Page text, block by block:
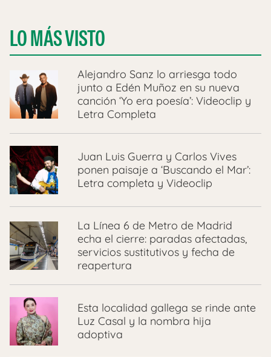
LO MÁS VISTO
Alejandro Sanz lo arriesga todo
junto a Edén Muñoz en su nueva
canción ‘Yo era poesía’: Videoclip y
Letra Completa
Juan Luis Guerra y Carlos Vives
ponen paisaje a ‘Buscando el Mar’:
Letra completa y Videoclip
La Línea 6 de Metro de Madrid
echa el cierre: paradas afectadas,
servicios sustitutivos y fecha de
reapertura
Esta localidad gallega se rinde ante
Luz Casal y la nombra hija
adoptiva